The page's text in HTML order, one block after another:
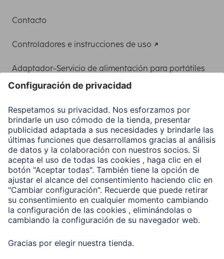
Contacto
Controladores e instrucciones de uso
Adaptador-Servicio de alimentación para portátiles
Clientes online
Conviértete en distribuidor
Compañía
Historia de la empresa
Hama en todo el Mundo
Sostenibilidad